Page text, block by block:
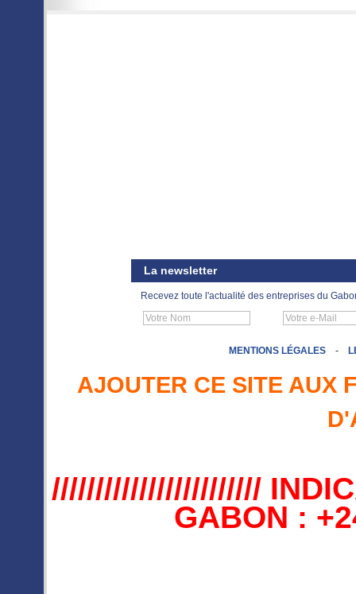
La newsletter
Recevez toute l'actualité des entreprises du
MENTIONS LÉGALES -
AJOUTER CE SITE AUX
////////////////////////
GABON :